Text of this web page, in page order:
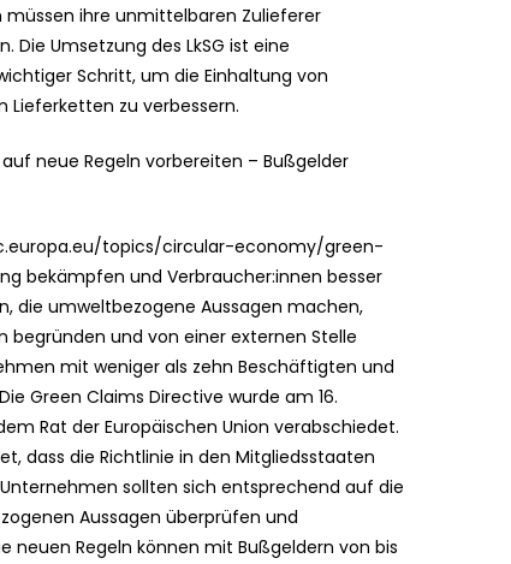
ihre unmittelbaren Zulieferer
Die Umsetzung des LkSG ist eine
Schritt, um die Einhaltung von
zu verbessern.
neue Regeln vorbereiten – Bußgelder
topics/circular-economy/green-
bekämpfen und Verbraucher:innen besser
die umweltbezogene Aussagen machen,
und von einer externen Stelle
mit weniger als zehn Beschäftigten und
Green Claims Directive wurde am 16.
Rat der Europäischen Union verabschiedet.
dass die Richtlinie in den Mitgliedsstaaten
sollten sich entsprechend auf die
Aussagen überprüfen und
neuen Regeln können mit Bußgeldern von bis